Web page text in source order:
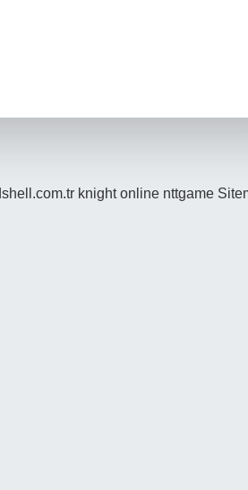
knight online nttgame